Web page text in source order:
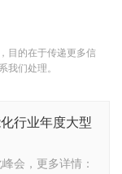
目的在于传递更多信
我们处理。
行业年度大型
会，更多详情：